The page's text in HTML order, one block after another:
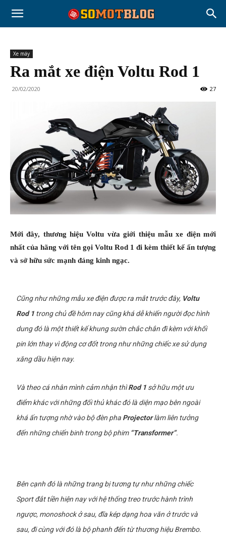
Xe máy
Ra mắt xe điện Voltu Rod 1
20/02/2020 27
Mới đây, thương hiệu Voltu vừa giới thiệu mẫu xe điện mới
nhất của hãng với tên gọi Voltu Rod 1 đi kèm thiết kế ấn tượng
và sở hữu sức mạnh đáng kinh ngạc.
Cũng như những mẫu xe điện được ra mắt trước đây, Voltu
Rod 1 trong chủ đề hôm nay cũng khá dễ khiến người đọc hình
dung đó là một thiết kế khung sườn chắc chắn đi kèm với khối
pin lớn thay vì động cơ đốt trong như những chiếc xe sử dụng
xăng dầu hiện nay.
Và theo cá nhân mình cảm nhận thìRod 1 sở hữu một ưu
điểm khác với những đối thủ khác đó là diện mạo bên ngoài
khá ấn tượng nhờ vào bộ đèn pha Projectorlàm liên tưởng
đến những chiến binh trong bộ phim “Transformer”.
Bên cạnh đó là những trang bị tương tự như những chiếc
Sport đắt tiền hiện nay với hệ thống treo trước hành trình
ngược, monoshock ở sau, đĩa kép dạng hoa văn ở trước và
sau, đi cùng với đó là bộ phanh đến từ thương hiệu Brembo.